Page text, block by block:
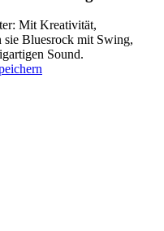
Mit Kreativität,
sie Bluesrock mit Swing,
Sound.